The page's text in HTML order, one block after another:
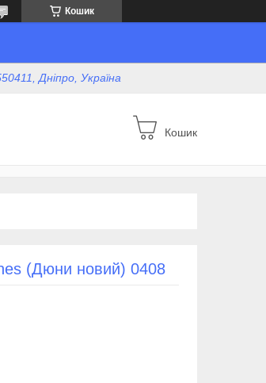
Кошик
Дніпро, Україна
Кошик
(Дюни новий) 0408